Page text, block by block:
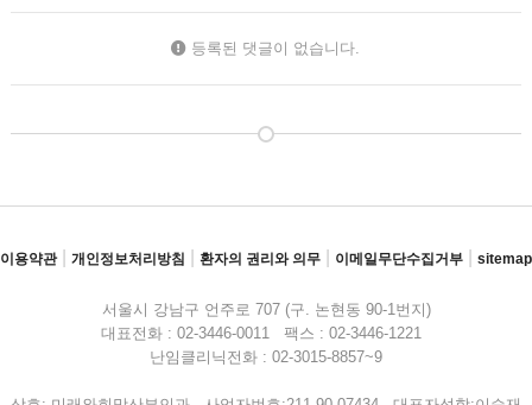
등록된 댓글이 없습니다.
이용약관 개인정보처리방침 환자의 권리와 의무 이메일무단수집거부 sitemap
서울시 강남구 언주로 707 (구. 논현동 90-1번지)
대표전화 : 02-3446-0011 팩스 : 02-3446-1221
난임클리닉전화 : 02-3015-8857~9